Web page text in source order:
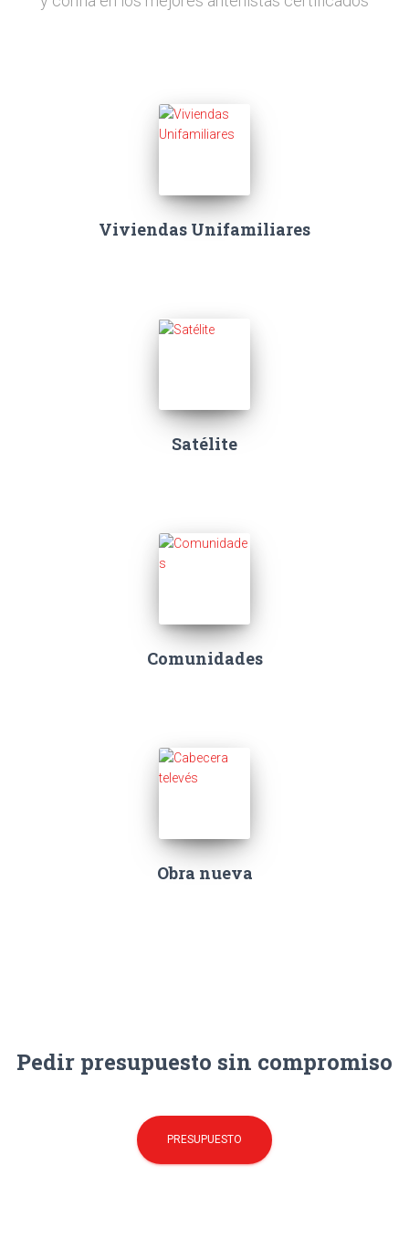
Viviendas Unifamiliares
Satélite
Comunidades
Obra nueva
Pedir presupuesto sin compromiso
PRESUPUESTO